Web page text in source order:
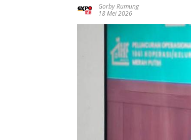
Gorby Rumung
18 Mei 2026